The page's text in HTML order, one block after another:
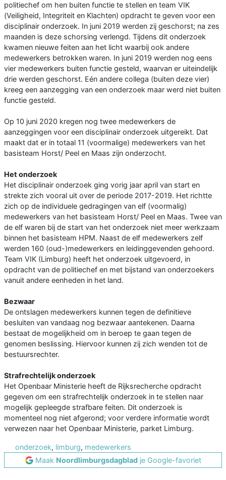
politiechef om hen buiten functie te stellen en team VIK
(Veiligheid, Integriteit en Klachten) opdracht te geven voor een
disciplinair onderzoek. In juni 2019 werden zij geschorst; na zes
maanden is deze schorsing verlengd. Tijdens dit onderzoek
kwamen nieuwe feiten aan het licht waarbij ook andere
medewerkers betrokken waren. In juni 2019 werden nog eens
vier medewerkers buiten functie gesteld, waarvan er uiteindelijk
drie werden geschorst. Eén andere collega (buiten deze vier)
kreeg een aanzegging van een onderzoek maar werd niet buiten
functie gesteld.
Op 10 juni 2020 kregen nog twee medewerkers de
aanzeggingen voor een disciplinair onderzoek uitgereikt. Dat
maakt dat er in totaal 11 (voormalige) medewerkers van het
basisteam Horst/ Peel en Maas zijn onderzocht.
Het onderzoek
Het disciplinair onderzoek ging vorig jaar april van start en
strekte zich vooral uit over de periode 2017-2019. Het richtte
zich op de individuele gedragingen van elf (voormalig)
medewerkers van het basisteam Horst/ Peel en Maas. Twee van
de elf waren bij de start van het onderzoek niet meer werkzaam
binnen het basisteam HPM. Naast de elf medewerkers zelf
werden 160 (oud-)medewerkers en leidinggevenden gehoord.
Team VIK (Limburg) heeft het onderzoek uitgevoerd, in
opdracht van de politiechef en met bijstand van onderzoekers
vanuit andere eenheden in het land.
Bezwaar
De ontslagen medewerkers kunnen tegen de definitieve
besluiten van vandaag nog bezwaar aantekenen. Daarna
bestaat de mogelijkheid om in beroep te gaan tegen de
genomen beslissing. Hiervoor kunnen zij zich wenden tot de
bestuursrechter.
Strafrechtelijk onderzoek
Het Openbaar Ministerie heeft de Rijksrecherche opdracht
gegeven om een strafrechtelijk onderzoek in te stellen naar
mogelijk gepleegde strafbare feiten. Dit onderzoek is
momenteel nog niet afgerond; voor verdere informatie wordt
verwezen naar het Openbaar Ministerie, parket Limburg.
onderzoek, limburg, medewerkers
Maak Noordlimburgsdagbladje Google-favoriet